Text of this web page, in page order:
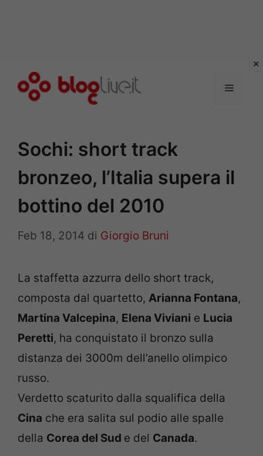
Menu
Sochi: short track
bronzeo, l’Italia supera il
bottino del 2010
Feb 18, 2014 di Giorgio Bruni
La staffetta azzurra dello short track,
composta dal quartetto, Arianna Fontana,
Martina Valcepina, Elena Viviani e Lucia
Peretti, ha conquistato il bronzo sulla
distanza dei 3000m dell’anello olimpico
russo.
Verdetto scaturito dalla squalifica della
Cina che era salita sul podio alle spalle
della Corea del Sud e del Canada.